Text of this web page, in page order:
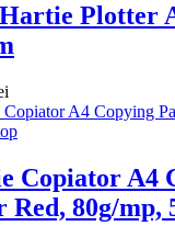
Plotter
Copiator A4
Red, 80g/mp,